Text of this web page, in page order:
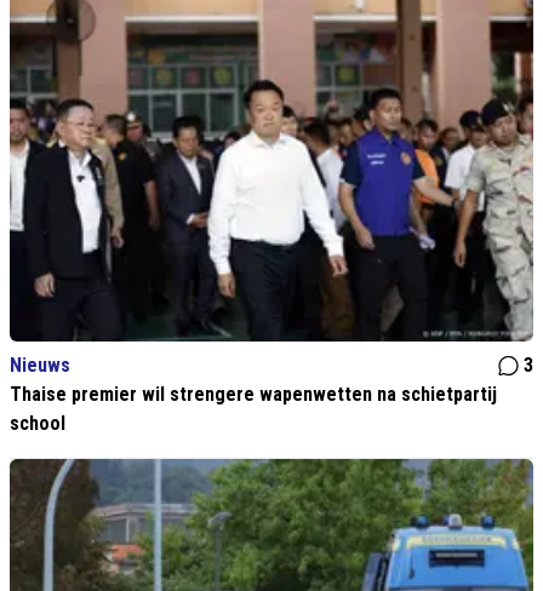
Nieuws
3
Thaise premier wil strengere wapenwetten na schietpartij
school